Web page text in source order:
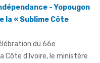
du 66e
Côte d'Ivoire, le ministère
l'honneur, avec un